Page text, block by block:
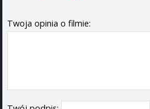
Twoja opinia o filmie: